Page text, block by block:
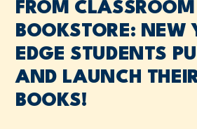
FROM
BOOKSTORE: NEW
EDGE STUDENTS
AND LAUNCH
BOOKS!